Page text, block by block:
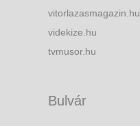
vitorlazasmagazin.hu
videkize.hu
tvmusor.hu
Bulvár